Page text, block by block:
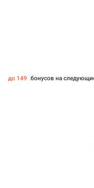
до 149 бонусов на